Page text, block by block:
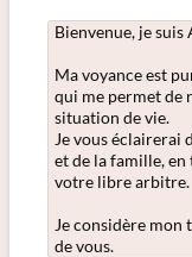
Bienvenue, je suis
Ma voyance est
qui me permet de
situation de vie.
Je vous éclairerai
et de la famille,
votre libre arbitre.
Je considère mon
de vous.